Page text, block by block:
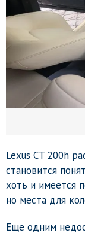
Lexus CT 200h
становится
хоть и имеется
но места для
Еще одним